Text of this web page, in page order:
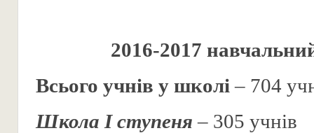
2016-2017
Всього учнів у школі – 704
Школа І ступеня – 305 учнів